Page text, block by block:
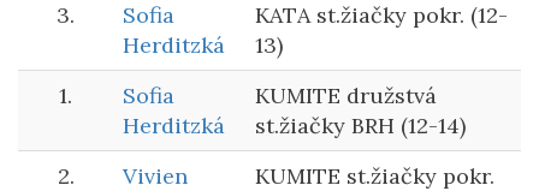
3.
Sofia
Herditzká
KATA st.žiačky pokr. (12-
13)
1.
Sofia
Herditzká
KUMITE družstvá
st.žiačky BRH (12-14)
2.
Vivien
KUMITE st.žiačky pokr.